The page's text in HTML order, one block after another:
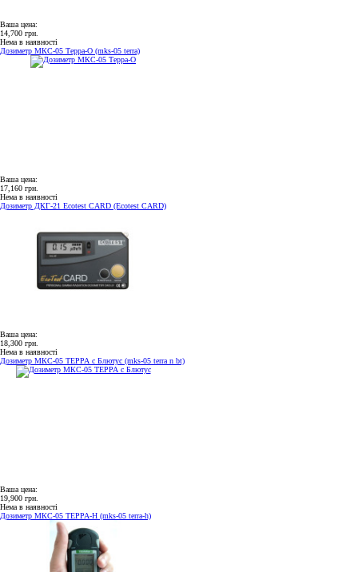
Ваша цена:
14,700 грн.
Нема в наявності
Дозиметр МКС-05 Терра-О (mks-05 terra)
Ваша цена:
17,160 грн.
Нема в наявності
Дозиметр ДКГ-21 Ecotest CARD (Ecotest CARD)
Ваша цена:
18,300 грн.
Нема в наявності
Дозиметр МКС-05 ТЕРРА с Блютус (mks-05 terra n bt)
Ваша цена:
19,900 грн.
Нема в наявності
Дозиметр МКС-05 ТЕРРА-Н (mks-05 terra-h)